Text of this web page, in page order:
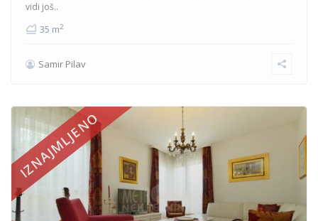
vidi još..
35 m2
Samir Pilav
IZNAJMLJENO